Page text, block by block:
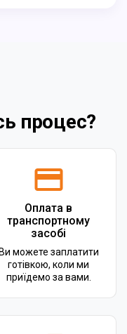
процес?
Оплата в
транспортному
засобі
Ви можете заплатити
готівкою, коли ми
приїдемо за вами.